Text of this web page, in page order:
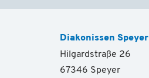
Diakonissen Speyer
Hilgardstraße 26
67346 Speyer